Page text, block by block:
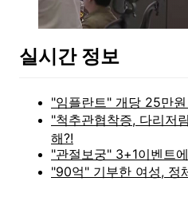
실시간 정보